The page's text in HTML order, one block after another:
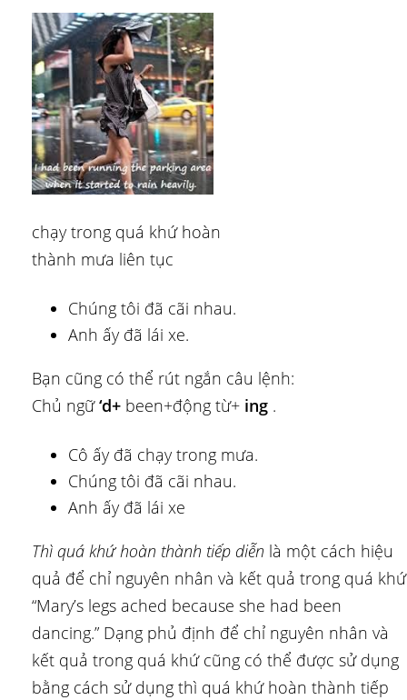
chạy trong quá khứ hoàn
thành mưa liên tục
Chúng tôi đã cãi nhau.
Anh ấy đã lái xe.
Bạn cũng có thể rút ngắn câu lệnh:
Chủ ngữ‘d+ been+động từ+ ing .
Cô ấy đã chạy trong mưa.
Chúng tôi đã cãi nhau.
Anh ấy đã lái xe
Thì quá khứ hoàn thành tiếp diễn là một cách hiệu
quả để chỉ nguyên nhân và kết quả trong quá
“Mary’s legs ached because she had been
dancing.” Dạng phủ định để chỉ nguyên nhân và
kết quả trong quá khứ cũng có thể được sử dụng
bằng cách sử dụng thì quá khứ hoàn thành tiếp